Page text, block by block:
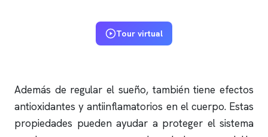
Tour virtual
Además de regular el sueño, también tiene efectos
antioxidantes y antiinflamatorios en el cuerpo. Estas
propiedades pueden ayudar a proteger el sistema